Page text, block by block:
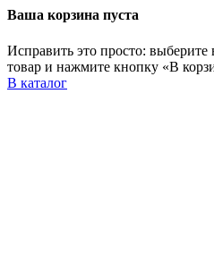
Ваша корзина пуста
Исправить это просто:
товар и нажмите кнопку «В
В каталог